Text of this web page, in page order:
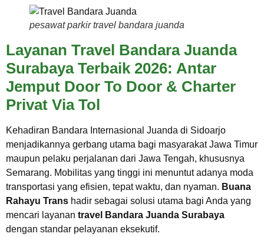
pesawat parkir travel bandara juanda
Layanan Travel Bandara Juanda
Surabaya Terbaik 2026: Antar
Jemput Door To Door & Charter
Privat Via Tol
Kehadiran Bandara Internasional Juanda di Sidoarjo
menjadikannya gerbang utama bagi masyarakat Jawa Timur
maupun pelaku perjalanan dari Jawa Tengah, khususnya
Semarang. Mobilitas yang tinggi ini menuntut adanya moda
transportasi yang efisien, tepat waktu, dan nyaman. Buana
Rahayu Trans hadir sebagai solusi utama bagi Anda yang
mencari layanan travel Bandara Juanda Surabaya
dengan standar pelayanan eksekutif.